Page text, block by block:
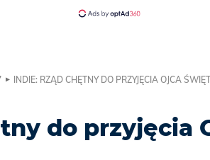
INDIE: RZĄD CHĘTNY DO PRZYJĘCIA OJCA
do przyjęcia